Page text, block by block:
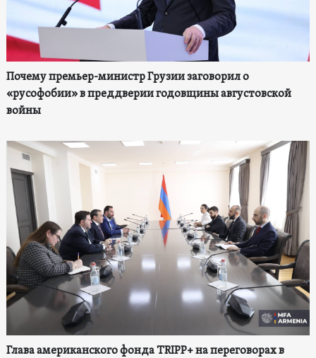
Почему премьер-министр Грузии заговорил о
«русофобии» в преддверии годовщины августовской
войны
Глава американского фонда TRIPP+ на переговорах в